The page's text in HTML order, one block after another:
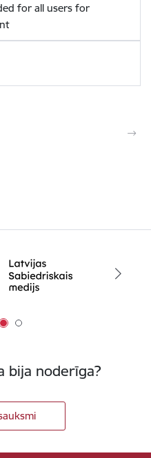
for all users for
bija noderīga?